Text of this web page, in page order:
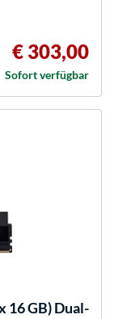
€ 303,00
Sofort verfügbar
16 GB) Dual-